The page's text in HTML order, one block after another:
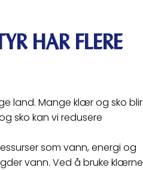
HAR FLERE
land. Mange klær og sko blir
sko kan vi redusere
som vann, energi og
vann. Ved å bruke klærne